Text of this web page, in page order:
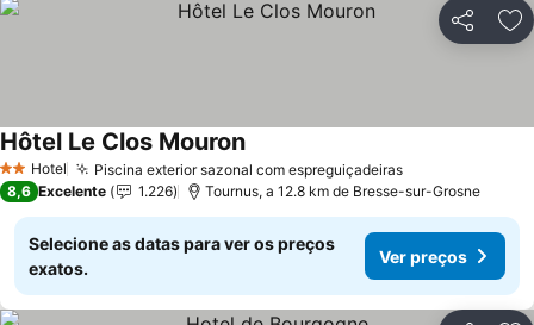
Partilhar
2 Estrelas
Hotel Piscina exterior sazonal com espreguiçadeiras
Hôtel Le Clos Mouron
8,6 Excelente 1.226 Tournus, a 12.8 km de Bresse-sur-Grosne
Selecione as datas para ver os preços
exatos.
Ver preços